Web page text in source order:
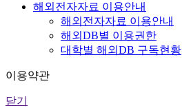
해외전자자료 이용안내
해외전자자료 이용안내
해외DB별 이용권한
대학별 해외DB 구독현황
이용약관
닫기